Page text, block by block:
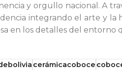
y orgullo nacional. A
integrando el arte y la
en los detalles del entorno
cerámicacoboce